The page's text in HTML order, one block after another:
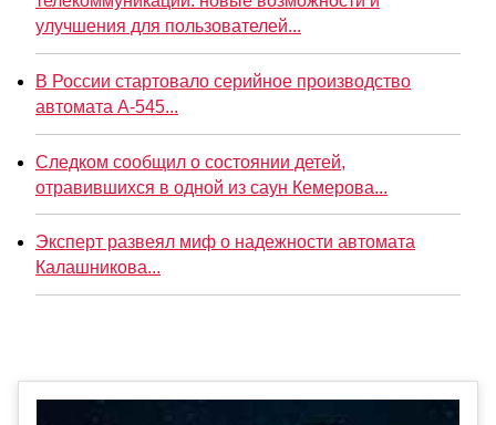
улучшения для пользователей...
В России стартовало серийное производство
автомата А-545...
Следком сообщил о состоянии детей,
отравившихся в одной из саун Кемерова...
Эксперт развеял миф о надежности автомата
Калашникова...